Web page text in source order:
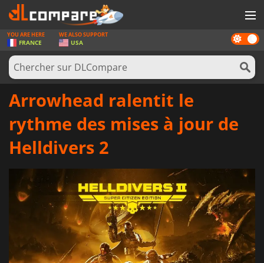
JEUX
CARTES PRÉPAYÉES
LOGICIELS
MATÉRIEL
SE CONNECTER OU S'INSCRIRE
Dark
mode
YOU ARE HERE
FRANCE
WE ALSO SUPPORT
USA
Arrowhead ralentit le
rythme des mises à jour de
Helldivers 2